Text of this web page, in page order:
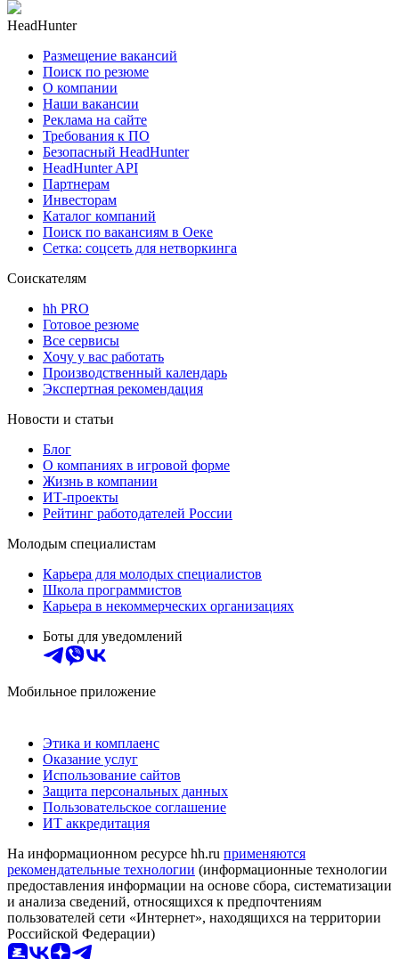
HeadHunter
Размещение вакансий
Поиск по резюме
О компании
Наши вакансии
Реклама на сайте
Требования к ПО
Безопасный HeadHunter
HeadHunter API
Партнерам
Инвесторам
Каталог компаний
Поиск по вакансиям в Оеке
Сетка: соцсеть для нетворкинга
Соискателям
hh PRO
Готовое резюме
Все сервисы
Хочу у вас работать
Производственный календарь
Экспертная рекомендация
Новости и статьи
Блог
О компаниях в игровой форме
Жизнь в компании
ИТ-проекты
Рейтинг работодателей России
Молодым специалистам
Карьера для молодых специалистов
Школа программистов
Карьера в некоммерческих организациях
Боты для уведомлений
Мобильное приложение
Этика и комплаенс
Оказание услуг
Использование сайтов
Защита персональных данных
Пользовательское соглашение
ИТ аккредитация
На информационном ресурсе hh.ru применяются
рекомендательные технологии (информационные технологии
предоставления информации на основе сбора, систематизации
и анализа сведений, относящихся к предпочтениям
пользователей сети «Интернет», находящихся на территории
Российской Федерации)